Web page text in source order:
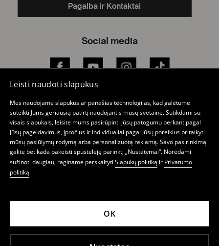
Leisti naudoti slapukus
Mes naudojame slapukus ar panašias technologijas, kad galėtume
suteikti Jums geriausią patirtį naudojantis mūsų svetaine. Sutikdami su
visais slapukais, leisite mums pasirūpinti Jūsų patogumu perkant pagal
Jūsų pageidavimus, įpročius ir individualiai pagal Jūsų poreikius pritaikyti
mūsų pasiūlymų rodymą arba personalizuotą reklamą. Savo pasirinkimą
galite bet kada pakeisti spustelėję parinktį „Nustatymai“. Norėdami
sužinoti daugiau, raginame perskaityti Slapukų politiką ir Privatumo
politiką.
OK
Pagalba ir Kontaktai
Social media
Facebook YouTube Instagram TikTok
Elektroninė parduotuvė
Privatumo politika
Mano paskyra
Apie Mohito